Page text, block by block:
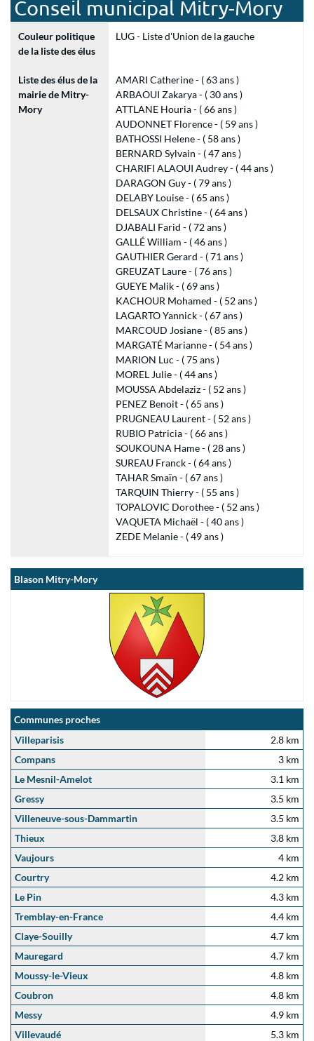
Conseil municipal Mitry-Mory
Couleur politique
de la liste des élus
LUG - Liste d'Union de la gauche
Liste des élus de la
mairie de Mitry-
Mory
AMARI Catherine - ( 63 ans )
ARBAOUI Zakarya - ( 30 ans )
ATTLANE Houria - ( 66 ans )
AUDONNET Florence - ( 59 ans )
BATHOSSI Helene - ( 58 ans )
BERNARD Sylvain - ( 47 ans )
CHARIFI ALAOUI Audrey - ( 44 ans )
DARAGON Guy - ( 79 ans )
DELABY Louise - ( 65 ans )
DELSAUX Christine - ( 64 ans )
DJABALI Farid - ( 72 ans )
GALLÉ William - ( 46 ans )
GAUTHIER Gerard - ( 71 ans )
GREUZAT Laure - ( 76 ans )
GUEYE Malik - ( 69 ans )
KACHOUR Mohamed - ( 52 ans )
LAGARTO Yannick - ( 67 ans )
MARCOUD Josiane - ( 85 ans )
MARGATÉ Marianne - ( 54 ans )
MARION Luc - ( 75 ans )
MOREL Julie - ( 44 ans )
MOUSSA Abdelaziz - ( 52 ans )
PENEZ Benoit - ( 65 ans )
PRUGNEAU Laurent - ( 52 ans )
RUBIO Patricia - ( 66 ans )
SOUKOUNA Hame - ( 28 ans )
SUREAU Franck - ( 64 ans )
TAHAR Smaïn - ( 67 ans )
TARQUIN Thierry - ( 55 ans )
TOPALOVIC Dorothee - ( 52 ans )
VAQUETA Michaël - ( 40 ans )
ZEDE Melanie - ( 49 ans )
Blason Mitry-Mory
Communes proches
Villeparisis
2.8 km
Compans
3 km
Le Mesnil-Amelot
3.1 km
Gressy
3.5 km
Villeneuve-sous-Dammartin
3.5 km
Thieux
3.8 km
Vaujours
4 km
Courtry
4.2 km
Le Pin
4.3 km
Tremblay-en-France
4.4 km
Claye-Souilly
4.7 km
Mauregard
4.7 km
Moussy-le-Vieux
4.8 km
Coubron
4.8 km
Messy
4.9 km
Villevaudé
5.3 km